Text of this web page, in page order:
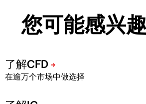
您可能感兴
在逾万个市场中做选择